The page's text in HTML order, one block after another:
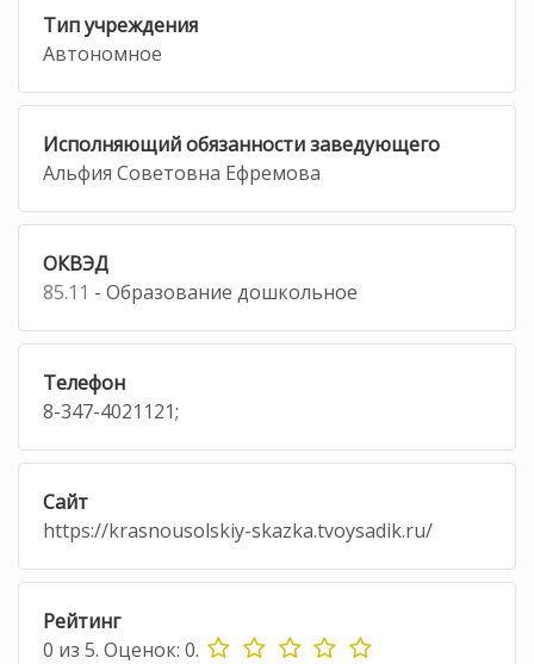
Тип учреждения
Автономное
Исполняющий обязанности заведующего
Альфия Советовна Ефремова
ОКВЭД
85.11 - Образование дошкольное
Телефон
8-347-4021121;
Сайт
https://krasnousolskiy-skazka.tvoysadik.ru/
Рейтинг
0 из 5. Оценок: 0.